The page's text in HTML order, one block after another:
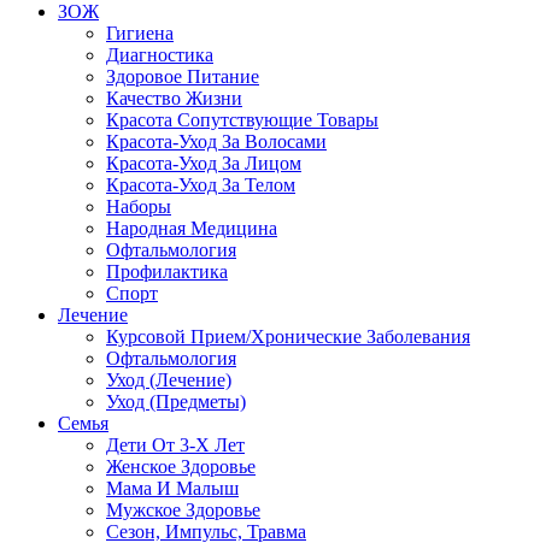
ЗОЖ
Гигиена
Диагностика
Здоровое Питание
Качество Жизни
Красота Сопутствующие Товары
Красота-Уход За Волосами
Красота-Уход За Лицом
Красота-Уход За Телом
Наборы
Народная Медицина
Офтальмология
Профилактика
Спорт
Лечение
Курсовой Прием/Хронические Заболевания
Офтальмология
Уход (Лечение)
Уход (Предметы)
Семья
Дети От 3-Х Лет
Женское Здоровье
Мама И Малыш
Мужское Здоровье
Сезон, Импульс, Травма